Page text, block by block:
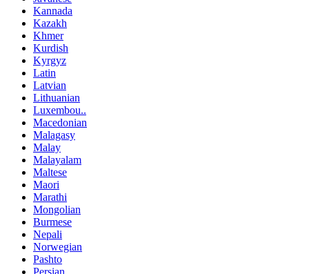
Kannada
Kazakh
Khmer
Kurdish
Kyrgyz
Latin
Latvian
Lithuanian
Luxembou..
Macedonian
Malagasy
Malay
Malayalam
Maltese
Maori
Marathi
Mongolian
Burmese
Nepali
Norwegian
Pashto
Persian